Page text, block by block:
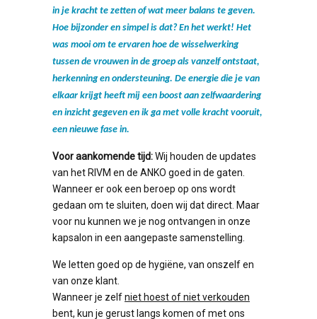
in je kracht te zetten of wat meer balans te geven.
Hoe bijzonder en simpel is dat? En het werkt! Het
was mooi om te ervaren hoe de wisselwerking
tussen de vrouwen in de groep als vanzelf ontstaat,
herkenning en ondersteuning. De energie die je van
elkaar krijgt heeft mij een boost aan zelfwaardering
en inzicht gegeven en ik ga met volle kracht vooruit,
een nieuwe fase in.
Voor aankomende tijd:Wij houden de updates
van het RIVM en de ANKO goed in de gaten.
Wanneer er ook een beroep op ons wordt
gedaan om te sluiten, doen wij dat direct. Maar
voor nu kunnen we je nog ontvangen in onze
kapsalon in een aangepaste samenstelling.
We letten goed op de hygiëne, van onszelf en
van onze klant.
Wanneer je zelfniet hoest of niet verkouden
bent, kun je gerust langs komen of met ons